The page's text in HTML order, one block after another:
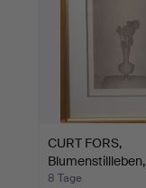
CURT FORS,
Blumenstillleben,
Farblithograf…
8 Tage